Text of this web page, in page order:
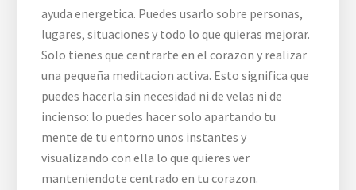
ayuda energetica. Puedes usarlo sobre personas,
lugares, situaciones y todo lo que quieras mejorar.
Solo tienes que centrarte en el corazon y realizar
una pequeña meditacion activa. Esto significa que
puedes hacerla sin necesidad ni de velas ni de
incienso: lo puedes hacer solo apartando tu
mente de tu entorno unos instantes y
visualizando con ella lo que quieres ver
manteniendote centrado en tu corazon.